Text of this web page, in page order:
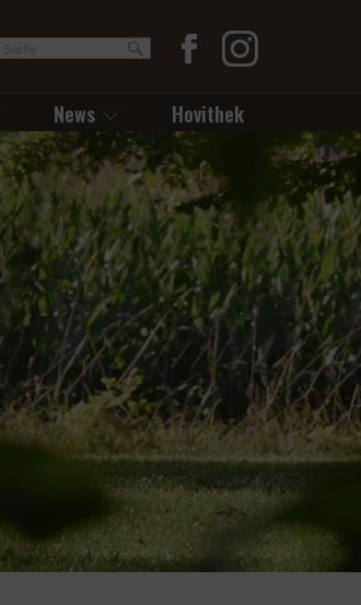
News Hovithek